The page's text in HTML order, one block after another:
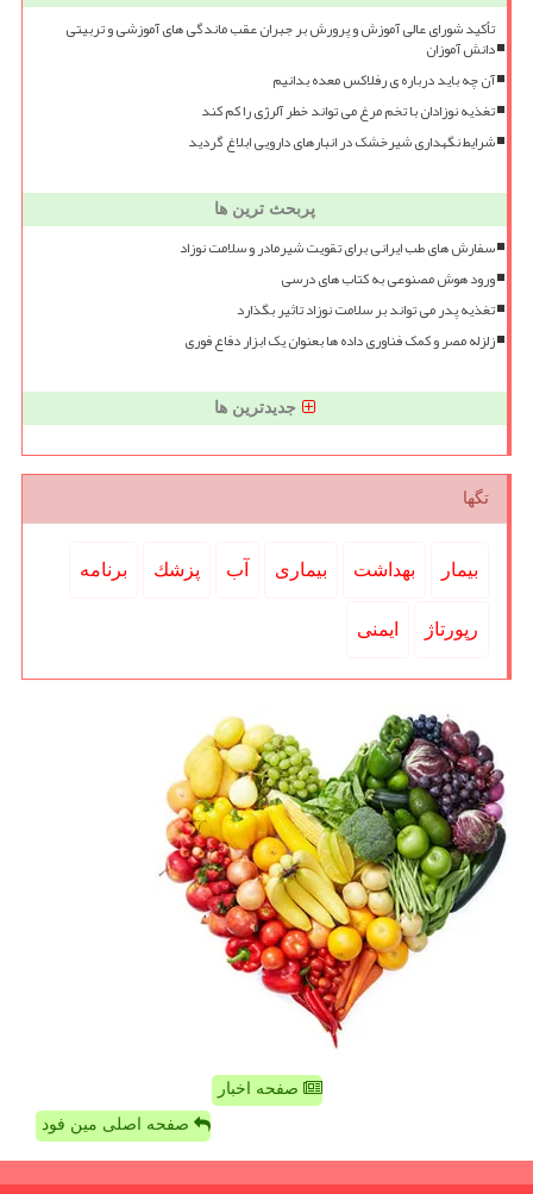
تأکید شورای عالی آموزش و پرورش بر جبران عقب ماندگی های آموزشی و تربیتی
دانش آموزان
آن چه باید درباره ی رفلاکس معده بدانیم
تغذیه نوزادان با تخم مرغ می تواند خطر آلرژی را کم کند
شرایط نگهداری شیرخشک در انبارهای دارویی ابلاغ گردید
پربحث ترین ها
سفارش های طب ایرانی برای تقویت شیرمادر و سلامت نوزاد
ورود هوش مصنوعی به کتاب های درسی
تغذیه پدر می تواند بر سلامت نوزاد تاثیر بگذارد
زلزله مصر و کمک فناوری داده ها بعنوان یک ابزار دفاع فوری
جدیدترین ها
تگها
بیمار بهداشت بیماری آب پزشك برنامه
رپورتاژ ایمنی
صفحه اخبار
صفحه اصلی مین فود